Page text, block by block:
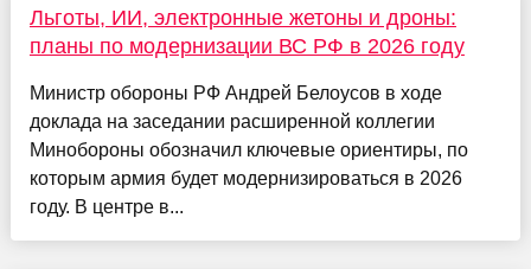
Льготы, ИИ, электронные жетоны и дроны:
планы по модернизации ВС РФ в 2026 году
Министр обороны РФ Андрей Белоусов в ходе
доклада на заседании расширенной коллегии
Минобороны обозначил ключевые ориентиры, по
которым армия будет модернизироваться в 2026
году. В центре в...